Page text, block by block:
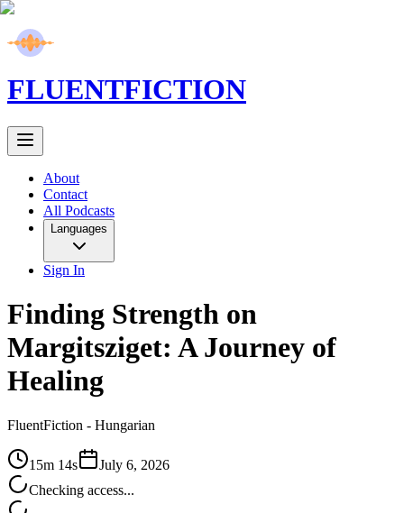
FLUENTFICTION
About
Contact
All Podcasts
Languages
Sign In
Finding Strength on
Margitsziget: A Journey of
Healing
FluentFiction - Hungarian
15m 14s
July 6, 2026
Checking access...